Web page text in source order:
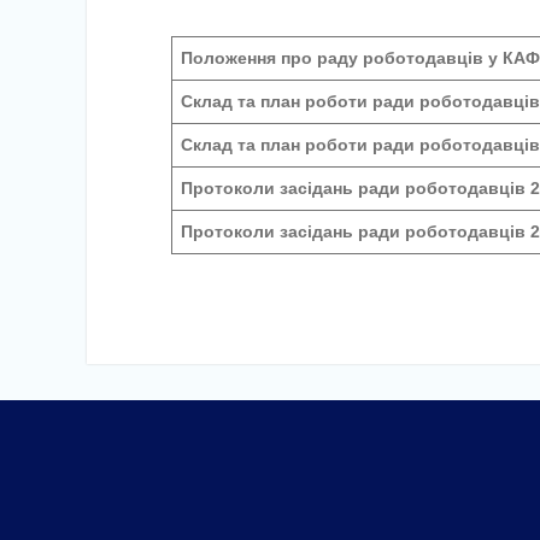
Положення про раду роботодавців у
Склад та план роботи ради
Склад та план роботи ради
Протоколи засідань ради роботодавців
Протоколи засідань ради роботодавців